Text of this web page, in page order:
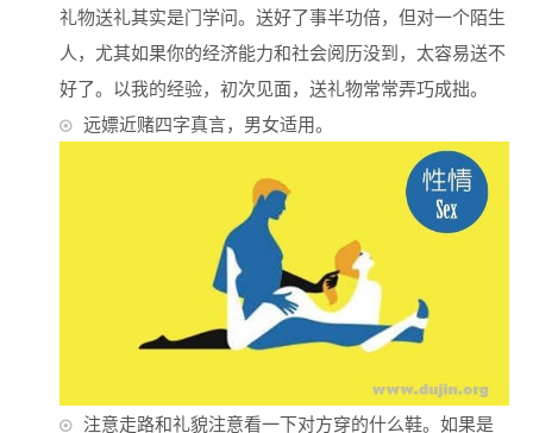
礼物送礼其实是门学问。送好了事半功倍，但对一个陌生
人，尤其如果你的经济能力和社会阅历没到，太容易送不
好了。以我的经验，初次见面，送礼物常常弄巧成拙。
远嫖近赌四字真言，男女适用。
注意走路和礼貌注意看一下对方穿的什么鞋。如果是